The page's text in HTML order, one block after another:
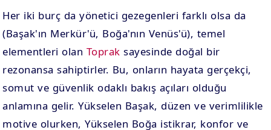
Her iki burç da yönetici gezegenleri farklı olsa da
(Başak'ın Merkür'ü, Boğa'nın Venüs'ü), temel
elementleri olan Toprak sayesinde doğal bir
rezonansa sahiptirler. Bu, onların hayata gerçekçi,
somut ve güvenlik odaklı bakış açıları olduğu
anlamına gelir. Yükselen Başak, düzen ve verimlilikle
motive olurken, Yükselen Boğa istikrar, konfor ve